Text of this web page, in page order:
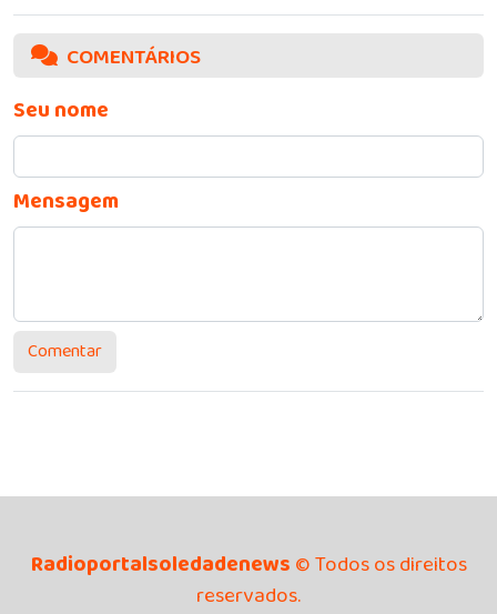
COMENTÁRIOS
Seu nome
Mensagem
Comentar
Radioportalsoledadenews© Todos os direitos
reservados.